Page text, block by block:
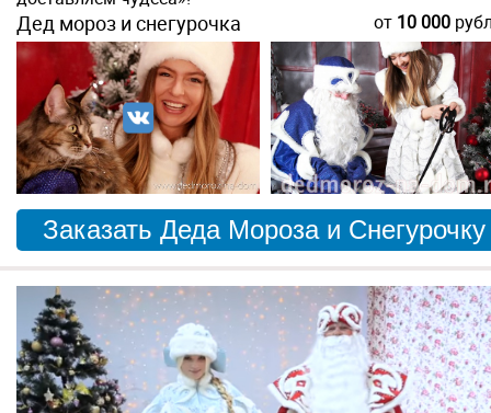
Дед мороз и снегурочка от 10 000
Заказать Деда Мороза и Снегурочку